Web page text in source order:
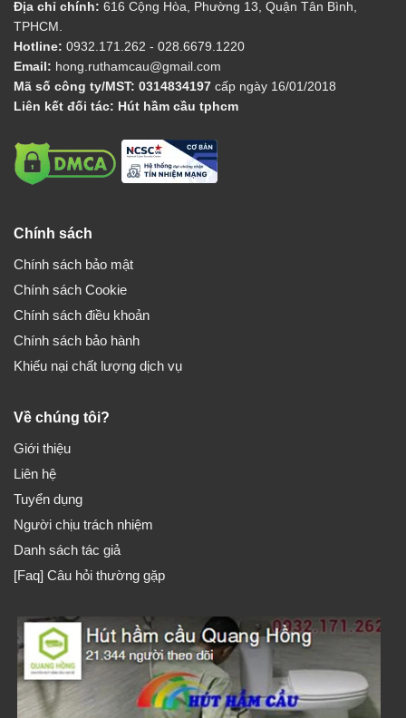
Địa chỉ chính: 616 Cộng Hòa, Phường 13, Quận Tân Bình,
TPHCM.
Hotline: 0932.171.262 - 028.6679.1220
Email: hong.ruthamcau@gmail.com
Mã số công ty/MST: 0314834197 cấp ngày 16/01/2018
Liên kết đối tác: Hút hầm cầu tphcm
Chính sách
Chính sách bảo mật
Chính sách Cookie
Chính sách điều khoản
Chính sách bảo hành
Khiếu nại chất lượng dịch vụ
Về chúng tôi?
Giới thiệu
Liên hệ
Tuyển dụng
Người chịu trách nhiệm
Danh sách tác giả
[Faq] Câu hỏi thường gặp